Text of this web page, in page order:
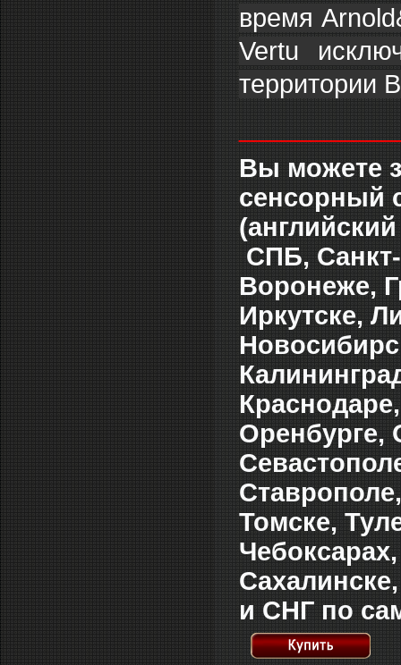
время
Vertu
территории
Вы можете
сенсорный
СПБ,
Воронеже,
Иркутске,
Оренбурге,
Томске,
и СНГ по